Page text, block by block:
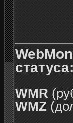
статуса:
WMR
WMZ